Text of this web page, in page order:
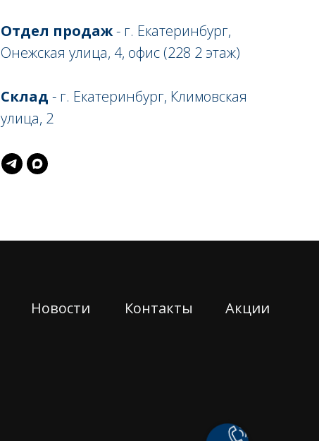
Отдел продаж- г. Екатеринбург,
Онежская улица, 4, офис (228 2 этаж)
Склад - г. Екатеринбург, Климовская
улица, 2
Новости Контакты Акции